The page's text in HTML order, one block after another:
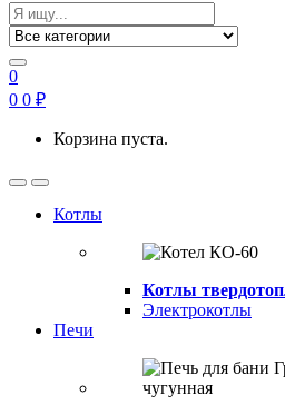
Search
for:
0
0 0 ₽
Корзина пуста.
OpenClose
Котлы
Котлы
Электрокотлы
Печи